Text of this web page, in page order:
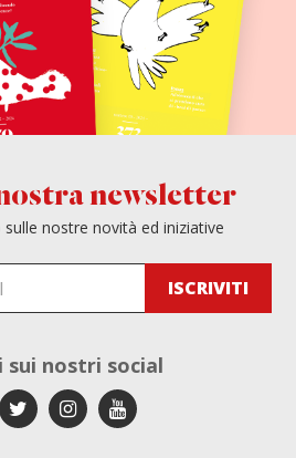
newsletter
nostre novità ed iniziative
sui nostri social